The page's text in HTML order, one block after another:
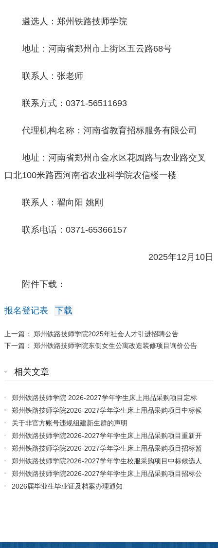
遴选人：郑州铁路技师学院
地址：河南省郑州市上街区五云路68号
联系人：张老师
联系方式：0371-56511693
代理机构名称：河南省教育招标服务有限公司
地址：河南省郑州市金水区花园路与农业路交叉
口北100米路西河南省农业科学院农信楼一楼
联系人：翟向阳 姚刚
联系电话：0371-65366157
2025年12月10日
附件下载：
报名登记表 下载
上一篇： 郑州铁路技师学院2025年社会人才引进招聘公告
下一篇： 郑州铁路技师学院东侧女生公寓改造装修项目询价公告
相关文章
郑州铁路技师学院 2026-2027学年学生床上用品采购项目定标
通知书
郑州铁路技师学院2026-2027学年学生床上用品采购项目中标候
选人公示
关于非官方账号违规组建新生群的声明
郑州铁路技师学院2026-2027学年学生床上用品采购项目重新开
标公告
郑州铁路技师学院2026-2027学年学生床上用品采购项目招标暂
停公告
郑州铁路技师学院2026-2027学年学生校服采购项目中标候选人
公示郑州铁路技师学院2026-2027学年学生床上用品采购项目招标公
告
2026届毕业生毕业证及档案办理通知